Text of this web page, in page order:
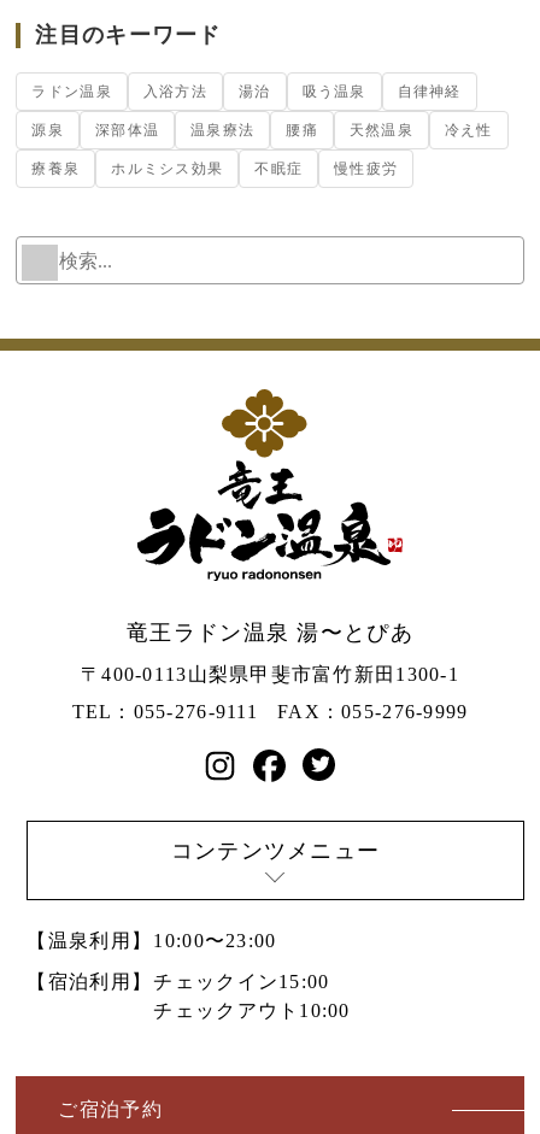
注目のキーワード
ラドン温泉 入浴方法 湯治 吸う温泉 自律神経
源泉 深部体温 温泉療法 腰痛 天然温泉 冷え性
療養泉 ホルミシス効果 不眠症 慢性疲労
竜王ラドン温泉 湯〜とぴあ
〒400-0113山梨県甲斐市富竹新田1300-1
TEL：055-276-9111
FAX：055-276-9999
コンテンツメニュー
【温泉利用】
10:00〜23:00
【宿泊利用】 チェックイン15:00
チェックアウト10:00
ご宿泊予約